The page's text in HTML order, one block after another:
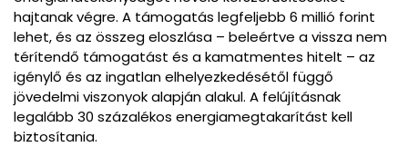
hajtanak végre. A támogatás legfeljebb 6 millió forint
lehet, és az összeg eloszlása – beleértve a vissza nem
térítendő támogatást és a kamatmentes hitelt – az
igénylő és az ingatlan elhelyezkedésétől függő
jövedelmi viszonyok alapján alakul. A felújításnak
legalább 30 százalékos energiamegtakarítást kell
biztosítania.